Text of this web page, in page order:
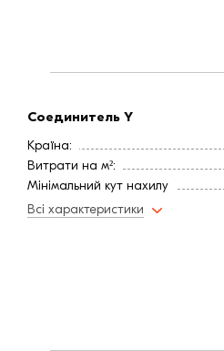
Соединитель Y
Країна:
Витрати на м²:
Мінімальний кут нахилу
Колір
Всі характеристики